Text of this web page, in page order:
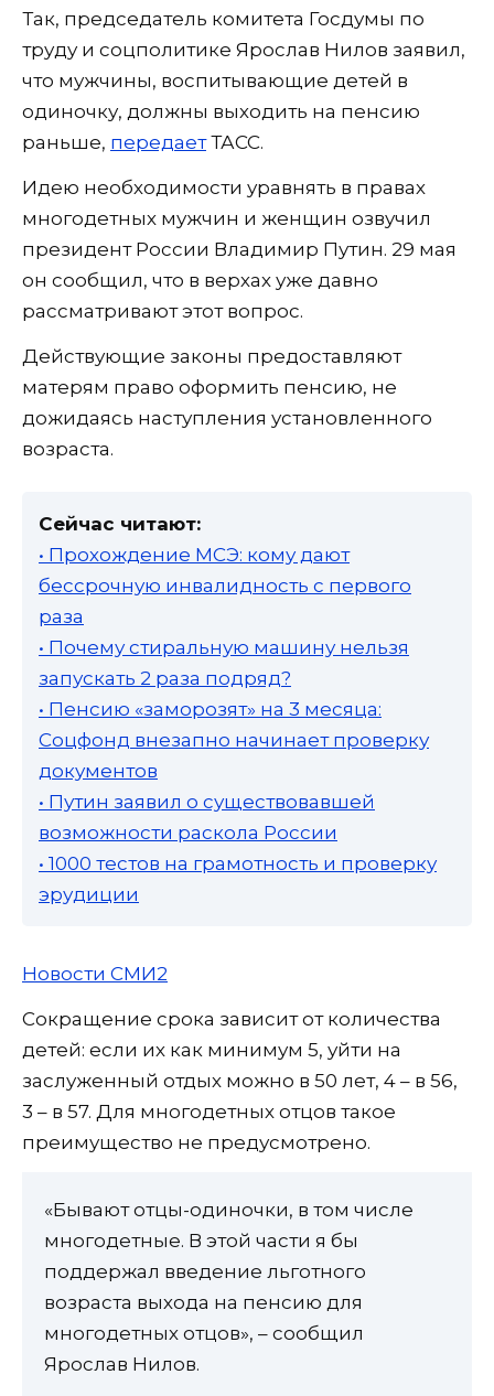
Так, председатель комитета Госдумы по
труду и соцполитике Ярослав Нилов заявил,
что мужчины, воспитывающие детей в
одиночку, должны выходить на пенсию
раньше, передаетТАСС.
Идею необходимости уравнять в правах
многодетных мужчин и женщин озвучил
президент России Владимир Путин. 29 мая
он сообщил, что в верхах уже давно
рассматривают этот вопрос.
Действующие законы предоставляют
матерям право оформить пенсию, не
дожидаясь наступления установленного
возраста.
Сейчас читают:
• Прохождение МСЭ: кому дают
бессрочную инвалидность с первого
раза
• Почему стиральную машину нельзя
запускать 2 раза подряд?
• Пенсию «заморозят» на 3 месяца:
Соцфонд внезапно начинает проверку
документов
• Путин заявил о существовавшей
возможности раскола России
• 1000 тестов на грамотность и проверку
эрудиции
Новости СМИ2
Сокращение срока зависит от количества
детей: если их как минимум 5, уйти на
заслуженный отдых можно в 50 лет, 4 – в 56,
3 – в 57. Для многодетных отцов такое
преимущество не предусмотрено.
«Бывают отцы-одиночки, в том числе
многодетные. В этой части я бы
поддержал введение льготного
возраста выхода на пенсию для
многодетных отцов», – сообщил
Ярослав Нилов.